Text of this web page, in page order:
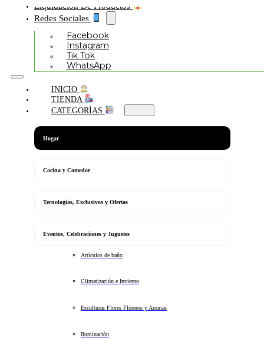
Liquidación De Productos
Redes Sociales
Facebook
Instagram
Tik Tok
WhatsApp
INICIO
TIENDA
CATEGORÍAS
Hogar
Cocina y Comedor
Tecnologias, Exclusivos y Ofertas
Eventos, Celebraciones y Juguetes
Artículos de baño
Climatización e Invierno
Esculturas Flores Floreros y Aromas
Iluminación